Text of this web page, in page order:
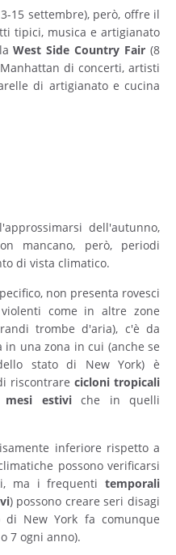
15 settembre), però, offre il
tipici, musica e artigianato
laWest Side Country Fair (8
di concerti, artisti
di artigianato e cucina
dell'autunno,
mancano, però, periodi
di vista climatico.
non presenta rovesci
come in altre zone
trombe d'aria), c'è da
una zona in cui (anche se
stato di New York) è
riscontrare cicloni tropicali
mesi estiviche in quelli
inferiore rispetto a
possono verificarsi
ma i frequenti temporali
) possono creare seri disagi
New York fa comunque
7 ogni anno).